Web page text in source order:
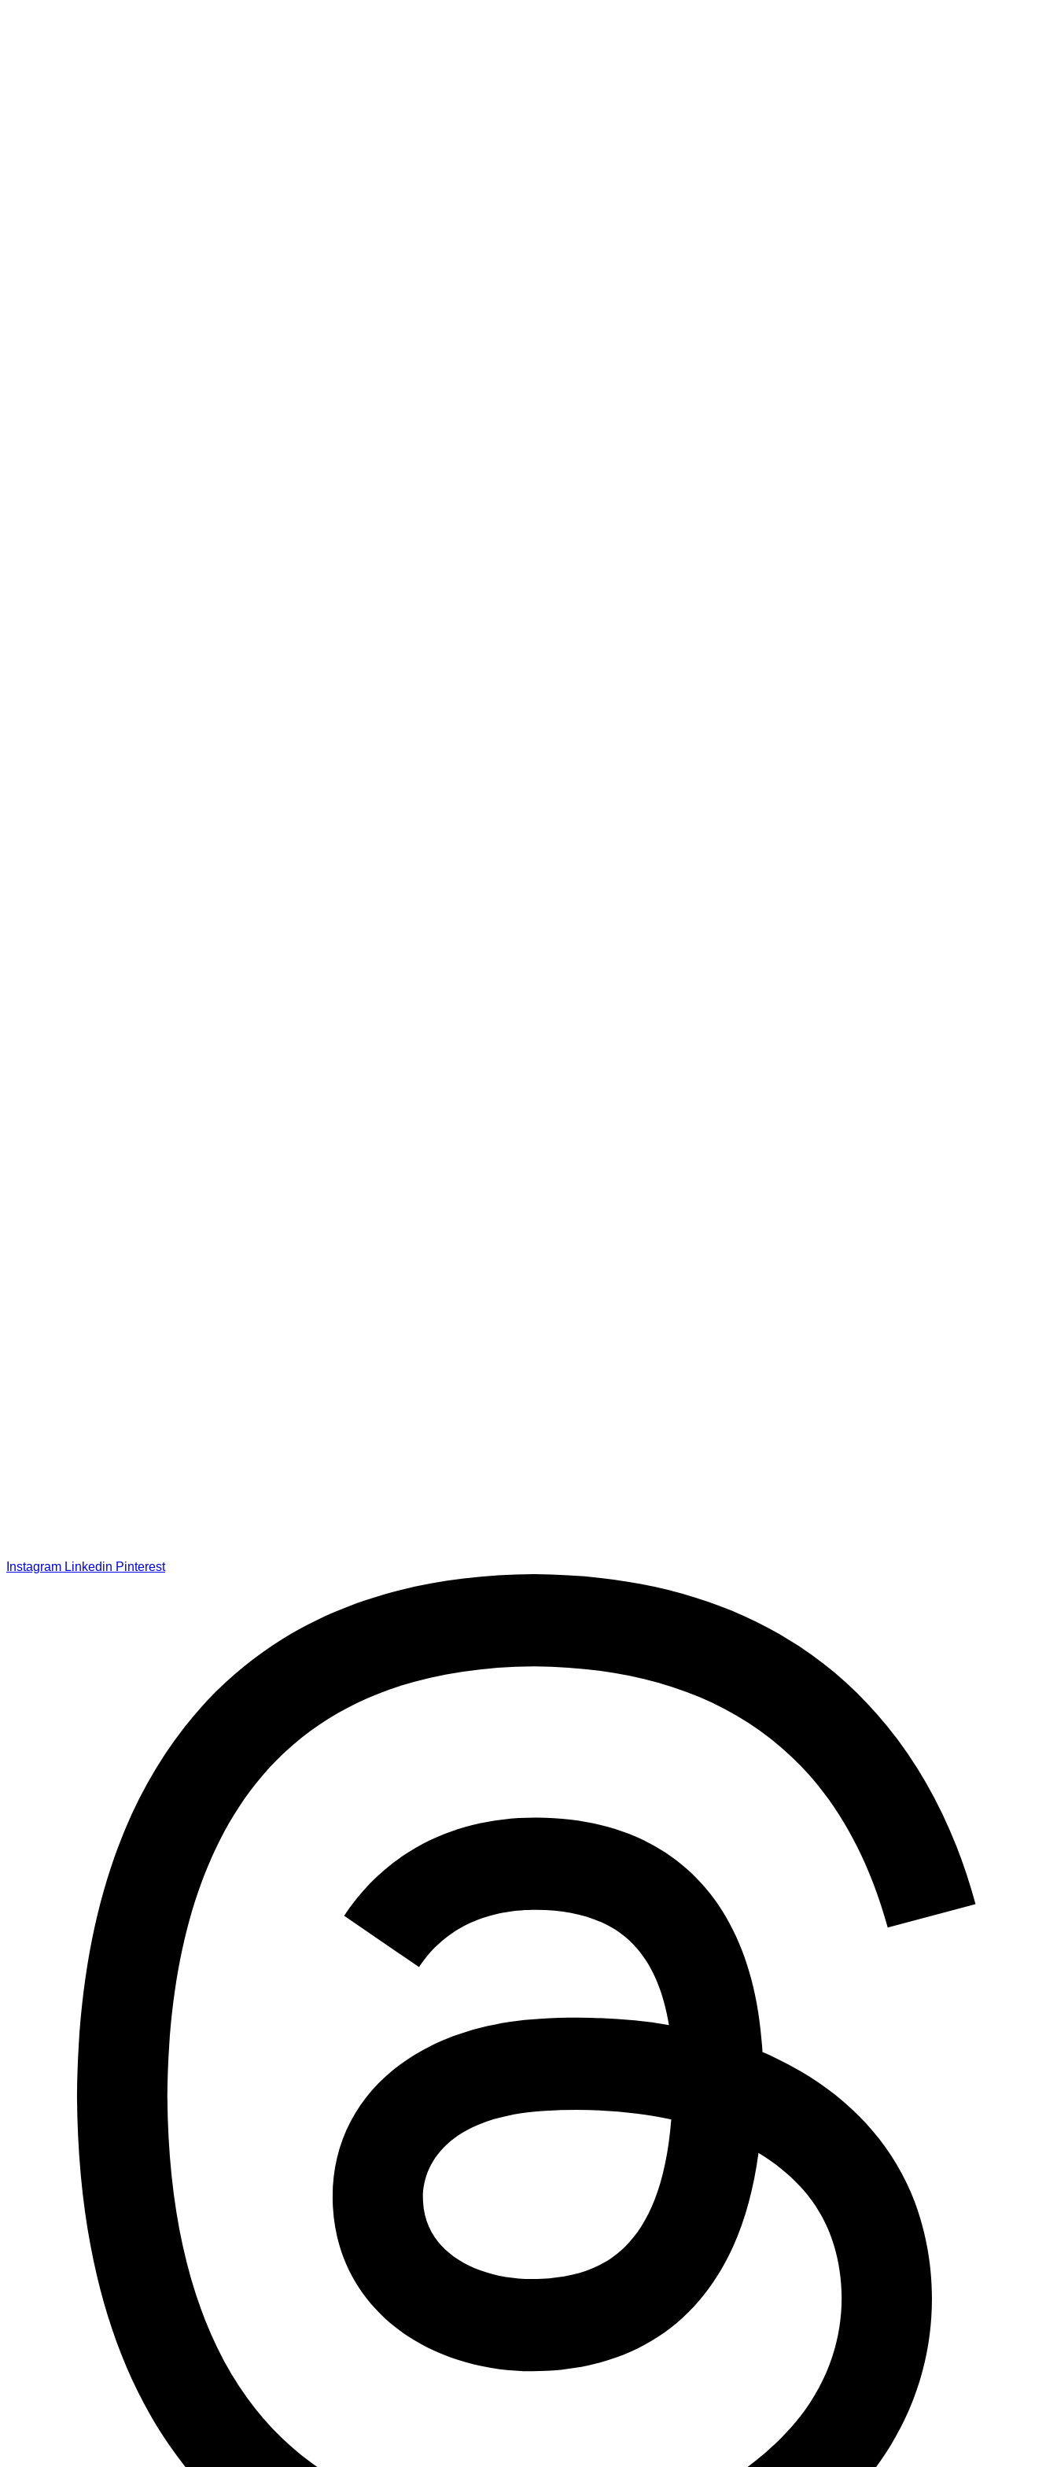
Instagram Linkedin Pinterest